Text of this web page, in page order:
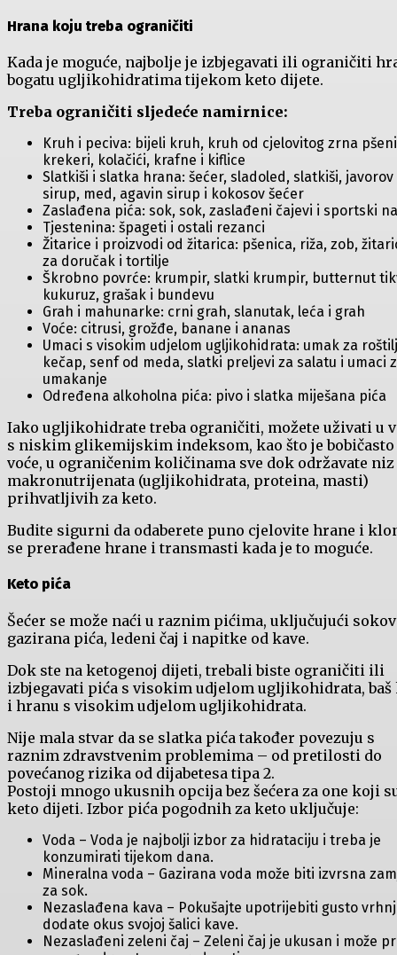
Hrana koju treba ograničiti
Kada je moguće, najbolje je izbjegavati ili ograničiti
bogatu ugljikohidratima tijekom keto dijete.
Treba ograničiti sljedeće namirnice:
Kruh i peciva: bijeli kruh, kruh od cjelovitog zrna
krekeri, kolačići, krafne i kiflice
Slatkiši i slatka hrana: šećer, sladoled, slatkiši, javorov
sirup, med, agavin sirup i kokosov šećer
Zaslađena pića: sok, sok, zaslađeni čajevi i sportski
Tjestenina: špageti i ostali rezanci
Žitarice i proizvodi od žitarica: pšenica, riža, zob,
za doručak i tortilje
Škrobno povrće: krumpir, slatki krumpir, butternut
kukuruz, grašak i bundevu
Grah i mahunarke: crni grah, slanutak, leća i grah
Voće: citrusi, grožđe, banane i ananas
Umaci s visokim udjelom ugljikohidrata: umak za
kečap, senf od meda, slatki preljevi za salatu i umaci
umakanje
Određena alkoholna pića: pivo i slatka miješana pića
Iako ugljikohidrate treba ograničiti, možete uživati ​​u
s niskim glikemijskim indeksom, kao što je bobičasto
voće, u ograničenim količinama sve dok održavate niz
makronutrijenata (ugljikohidrata, proteina, masti)
prihvatljivih za keto.
Budite sigurni da odaberete puno cjelovite hrane i
se prerađene hrane i transmasti kada je to moguće.
Keto pića
Šećer se može naći u raznim pićima, uključujući
gazirana pića, ledeni čaj i napitke od kave.
Dok ste na ketogenoj dijeti, trebali biste ograničiti ili
izbjegavati pića s visokim udjelom ugljikohidrata, baš
i hranu s visokim udjelom ugljikohidrata.
Nije mala stvar da se slatka pića također povezuju s
raznim zdravstvenim problemima – od pretilosti do
povećanog rizika od dijabetesa tipa 2.
Postoji mnogo ukusnih opcija bez šećera za one koji
keto dijeti. Izbor pića pogodnih za keto uključuje:
Voda – Voda je najbolji izbor za hidrataciju i treba je
konzumirati tijekom dana.
Mineralna voda – Gazirana voda može biti izvrsna
za sok.
Nezaslađena kava – Pokušajte upotrijebiti gusto
dodate okus svojoj šalici kave.
Nezaslađeni zeleni čaj – Zeleni čaj je ukusan i može